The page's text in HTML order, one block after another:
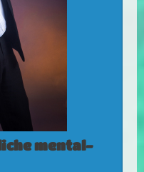
mental-